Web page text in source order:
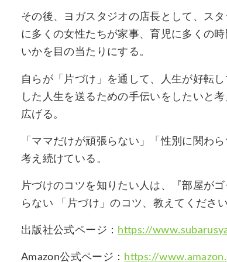
その後、ヨガスタジオの店長として、ス
に多くの女性たちが家事、育児に多くの
いかを目の当たりにする。
自らが「片づけ」を通して、人生が好転
した人生を送るための手伝いをしたいと
広げる。
「ママだけが頑張らない」「性別に関わ
考え続けている。
片づけのコツを知りたい人は、『部屋が
らない 「片づけ」のコツ、教えてくださ
出版社公式ページ： https://
Amazon公式ページ： https://